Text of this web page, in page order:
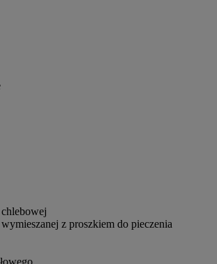
z proszkiem do pieczenia